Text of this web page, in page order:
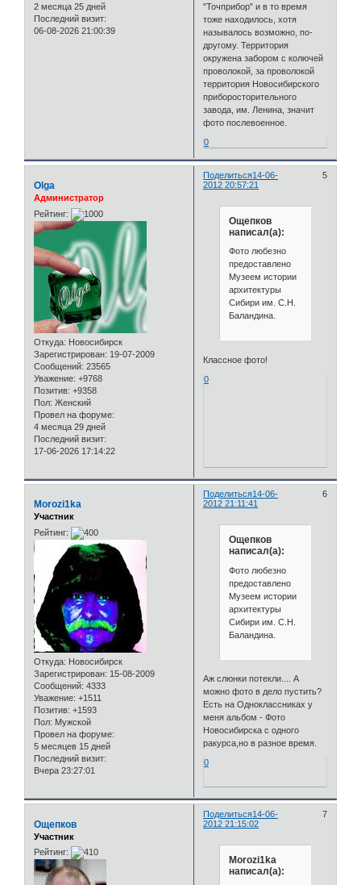
2 месяца 25 дней
Последний визит:
06-08-2026 21:00:39
"Точприбор" и в то время
тоже находилось, хотя
называлось возможно, по-
другому. Территория
окружена забором с колючей
проволокой, за проволокой
территория Новосибирского
приборосторительного
завода, им. Ленина, значит
фото послевоенное.
0
Поделиться 5
14-06-
2012 20:57:21
Olga
Администратор
Рейтинг:
Откуда: Новосибирск
Зарегистрирован: 19-07-2009
Сообщений: 23565
Уважение: +9768
Позитив: +9358
Пол: Женский
Провел на форуме:
4 месяца 29 дней
Последний визит:
17-06-2026 17:14:22
Ощепков
написал(а):
Фото любезно
предоставлено
Музеем истории
архитектуры
Сибири им. С.Н.
Баландина.
Классное фото!
0
Поделиться 6
14-06-
2012 21:11:41
Morozi1ka
Участник
Рейтинг:
Откуда: Новосибирск
Зарегистрирован: 15-08-2009
Сообщений: 4333
Уважение: +1511
Позитив: +1593
Пол: Мужской
Провел на форуме:
5 месяцев 15 дней
Последний визит:
Вчера 23:27:01
Ощепков
написал(а):
Фото любезно
предоставлено
Музеем истории
архитектуры
Сибири им. С.Н.
Баландина.
Аж слюнки потекли.... А
можно фото в дело пустить?
Есть на Одноклассниках у
меня альбом - Фото
Новосибирска с одного
ракурса,но в разное время.
0
Поделиться 7
14-06-
2012 21:15:02
Ощепков
Участник
Рейтинг:
Morozi1ka
написал(а):